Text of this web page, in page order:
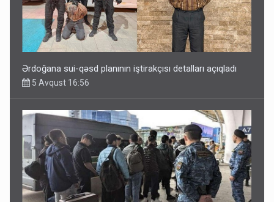
Ərdoğana sui-qəsd planının iştirakçısı detalları açıqladı
5 Avqust 16:56